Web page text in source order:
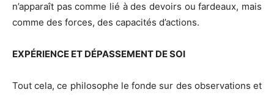
n’apparaît pas comme lié à des devoirs ou fardeaux, mais
comme des forces, des capacités d’actions.
EXPÉRIENCE ET DÉPASSEMENT DE SOI
Tout cela, ce philosophe le fonde sur des observations et